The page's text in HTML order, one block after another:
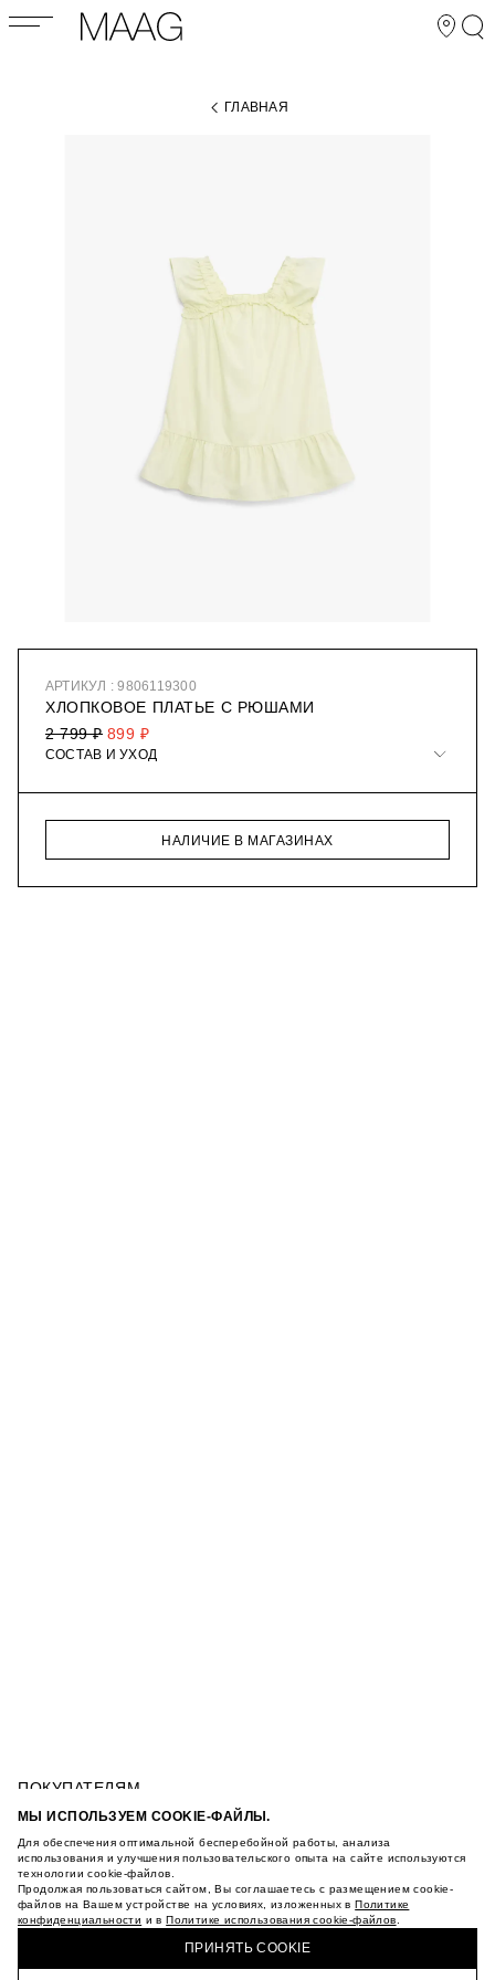
ГЛАВНАЯ
АРТИКУЛ : 9806119300
ХЛОПКОВОЕ ПЛАТЬЕ С РЮШАМИ
899 ₽
2 799 ₽
СОСТАВ И УХОД
НАЛИЧИЕ В МАГАЗИНАХ
МЫ ИСПОЛЬЗУЕМ COOKIE-ФАЙЛЫ.
Для обеспечения оптимальной бесперебойной работы, анализа
использования и улучшения пользовательского опыта на сайте используются
технологии cookie-файлов.
Продолжая пользоваться сайтом, Вы соглашаетесь с размещением cookie-
файлов на Вашем устройстве на условиях, изложенных вПолитике
конфиденциальности и вПолитике использования cookie-файлов
ПРИНЯТЬ COOKIE
ПОКУПАТЕЛЯМ
УСЛОВИЯ ИСПОЛЬЗОВАНИЯ ПОДАРОЧНЫХ
ПОЛИТИКА КОНФИДЕНЦИАЛЬНОСТИ
ПОЛИТИКА COOKIE
УСЛОВИЯ ПОКУПКИ
О НАС
ХЛОПКОВОЕ ПЛАТЬЕ С РЮШАМИ
КУПИТЬ + ПОЛУЧИТЬ В МАГАЗИНЕ MAAG